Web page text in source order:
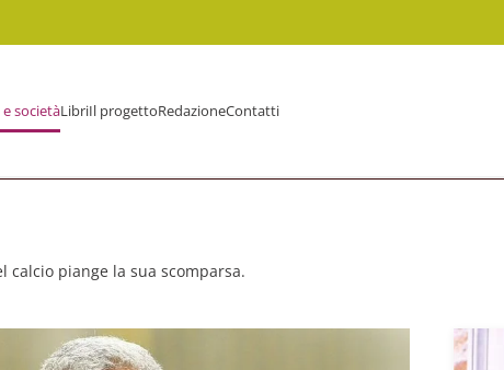
societàLibriIl progettoRedazioneContatti
calcio piange la sua scomparsa.